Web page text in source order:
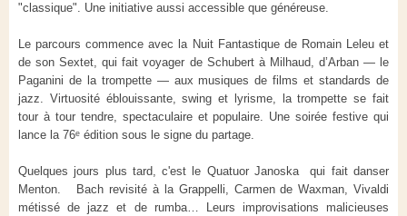
"classique". Une initiative aussi accessible que généreuse.
Le parcours commence avec la Nuit Fantastique de Romain Leleu et
de son Sextet, qui fait voyager de Schubert à Milhaud, d’Arban — le
Paganini de la trompette — aux musiques de films et standards de
jazz. Virtuosité éblouissante, swing et lyrisme, la trompette se fait
tour à tour tendre, spectaculaire et populaire. Une soirée festive qui
lance la 76ᵉ édition sous le signe du partage.
Quelques jours plus tard, c'est le Quatuor Janoska qui fait danser
Menton. Bach revisité à la Grappelli, Carmen de Waxman, Vivaldi
métissé de jazz et de rumba… Leurs improvisations malicieuses